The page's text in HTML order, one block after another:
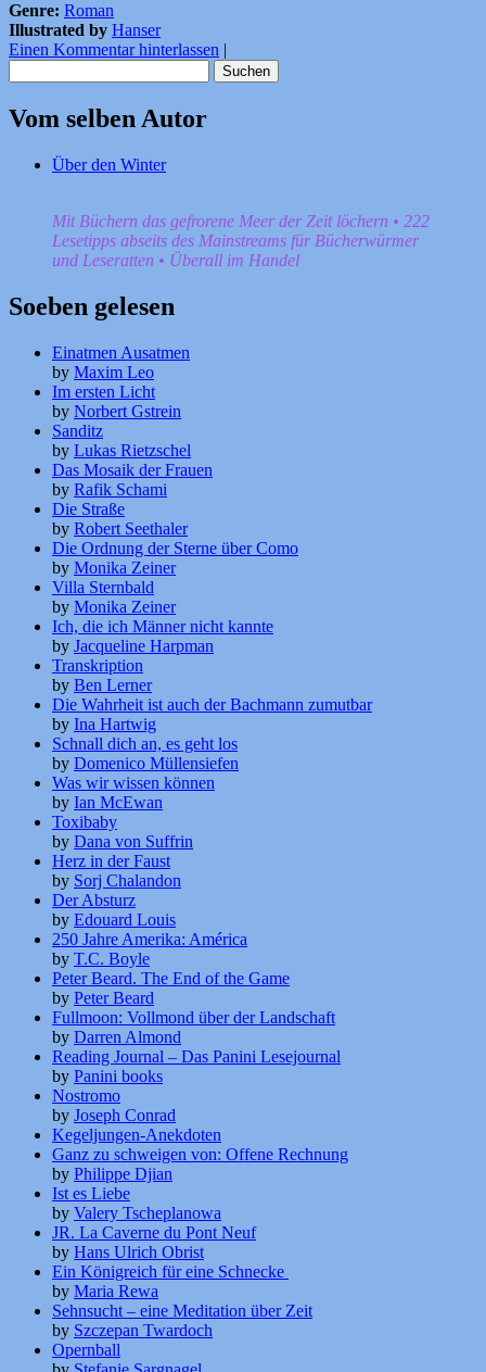
Genre: Roman
Illustrated by Hanser
Einen Kommentar hinterlassen |
nach:
Vom selben Autor
Über den Winter
Mit Büchern das gefrorene Meer der Zeit löchern • 222
Lesetipps abseits des Mainstreams für Bücherwürmer
und Leseratten • Überall im Handel
Soeben gelesen
Einatmen Ausatmen
by Maxim Leo
Im ersten Licht
by Norbert Gstrein
Sanditz
by Lukas Rietzschel
Das Mosaik der Frauen
by Rafik Schami
Die Straße
by Robert Seethaler
Die Ordnung der Sterne über Como
by Monika Zeiner
Villa Sternbald
by Monika Zeiner
Ich, die ich Männer nicht kannte
by Jacqueline Harpman
Transkription
by Ben Lerner
Die Wahrheit ist auch der Bachmann zumutbar
by Ina Hartwig
Schnall dich an, es geht los
by Domenico Müllensiefen
Was wir wissen können
by Ian McEwan
Toxibaby
by Dana von Suffrin
Herz in der Faust
by Sorj Chalandon
Der Absturz
by Edouard Louis
250 Jahre Amerika: América
by T.C. Boyle
Peter Beard. The End of the Game
by Peter Beard
Fullmoon: Vollmond über der Landschaft
by Darren Almond
Reading Journal – Das Panini Lesejournal
by Panini books
Nostromo
by Joseph Conrad
Kegeljungen-Anekdoten
Ganz zu schweigen von: Offene Rechnung
by Philippe Djian
Ist es Liebe
by Valery Tscheplanowa
JR. La Caverne du Pont Neuf
by Hans Ulrich Obrist
Ein Königreich für eine Schnecke
by Maria Rewa
Sehnsucht – eine Meditation über Zeit
by Szczepan Twardoch
Opernball